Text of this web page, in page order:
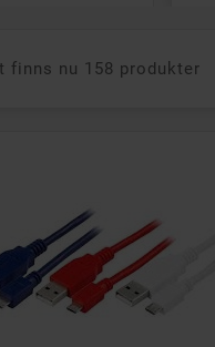
finns nu 158 produkter